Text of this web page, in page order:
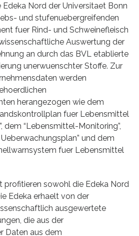
Nord der Universitaet Bonn
und stufenuebergreifenden
fuer Rind- und Schweinefleisch
Auswertung der
an durch das BVL etablierte
unerwuenschter Stoffe. Zur
werden
herangezogen wie dem
fuer Lebensmittel
dem “Lebensmittel-Monitoring”,
und dem
fuer Lebensmittel
profitieren sowohl die Edeka Nord
Edeka erhaelt von der
ausgewertete
die aus der
Daten aus dem